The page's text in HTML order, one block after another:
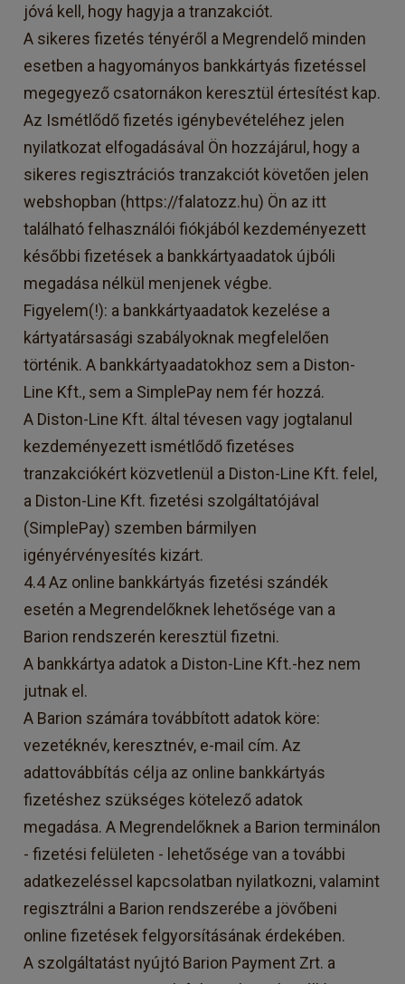
jóvá kell, hogy hagyja a tranzakciót.
A sikeres fizetés tényéről a Megrendelő minden
esetben a hagyományos bankkártyás fizetéssel
megegyező csatornákon keresztül értesítést kap.
Az Ismétlődő fizetés igénybevételéhez jelen
nyilatkozat elfogadásával Ön hozzájárul, hogy a
sikeres regisztrációs tranzakciót követően jelen
webshopban (https://falatozz.hu) Ön az itt
található felhasználói fiókjából kezdeményezett
későbbi fizetések a bankkártyaadatok újbóli
megadása nélkül menjenek végbe.
Figyelem(!): a bankkártyaadatok kezelése a
kártyatársasági szabályoknak megfelelően
történik. A bankkártyaadatokhoz sem a Diston-
Line Kft., sem a SimplePay nem fér hozzá.
A Diston-Line Kft. által tévesen vagy jogtalanul
kezdeményezett ismétlődő fizetéses
tranzakciókért közvetlenül a Diston-Line Kft. felel,
a Diston-Line Kft. fizetési szolgáltatójával
(SimplePay) szemben bármilyen
igényérvényesítés kizárt.
4.4 Az online bankkártyás fizetési szándék
esetén a Megrendelőknek lehetősége van a
Barion rendszerén keresztül fizetni.
A bankkártya adatok a Diston-Line Kft.-hez nem
jutnak el.
A Barion számára továbbított adatok köre:
vezetéknév, keresztnév, e-mail cím. Az
adattovábbítás célja az online bankkártyás
fizetéshez szükséges kötelező adatok
megadása. A Megrendelőknek a Barion terminálon
- fizetési felületen - lehetősége van a további
adatkezeléssel kapcsolatban nyilatkozni, valamint
regisztrálni a Barion rendszerébe a jövőbeni
online fizetések felgyorsításának érdekében.
A szolgáltatást nyújtó Barion Payment Zrt. a